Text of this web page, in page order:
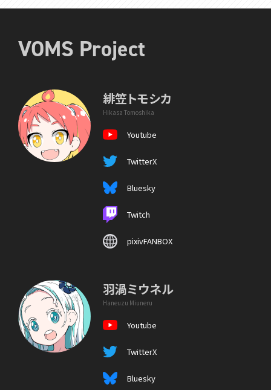
VOMS Project
緋笠トモシカ
Hikasa Tomoshika
Youtube
TwitterX
Bluesky
Twitch
pixivFANBOX
羽渦ミウネル
Haneuzu Miuneru
Youtube
TwitterX
Bluesky